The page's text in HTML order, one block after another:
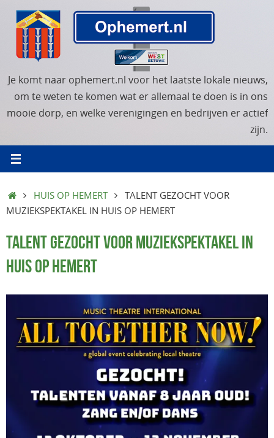
naar
inhoud
Je komt naar ophemert.nl voor het laatste lokale nieuws,
om te weten te komen wat er allemaal te doen is in ons
mooie dorp, en welke verenigingen en bedrijven er actief
zijn.
HOMEHUIS OP HEMERT
TALENT GEZOCHT VOOR
MUZIEKSPEKTAKEL IN HUIS OP HEMERT
TALENT GEZOCHT VOOR MUZIEKSPEKTAKEL IN
HUIS OP HEMERT